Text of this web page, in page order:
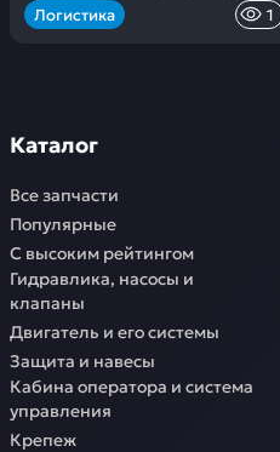
Логистика 1
Каталог
Все запчасти
Популярные
С высоким рейтингом
Гидравлика, насосы и
клапаны
Двигатель и его системы
Защита и навесы
Кабина оператора и система
управления
Крепеж